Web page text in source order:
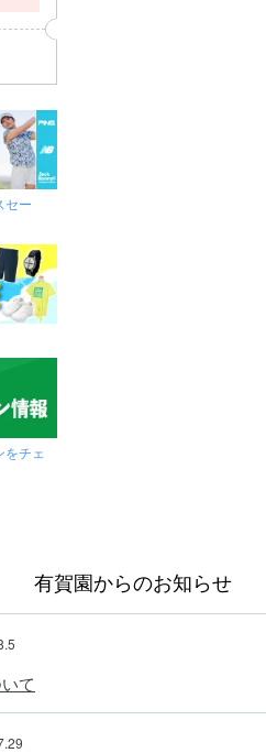
セー
をチェ
有賀園からのお知らせ
て